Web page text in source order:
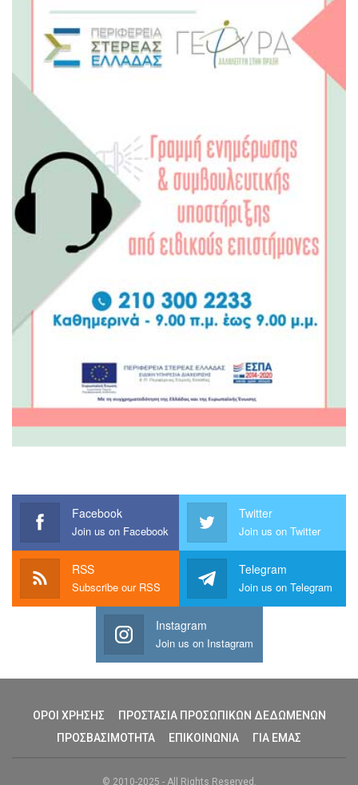
Facebook
Join us on Facebook
Twitter
Join us on Twitter
RSS
Subscribe our RSS
Telegram
Join us on Telegram
Instagram
Join us on Instagram
ΟΡΟΙ ΧΡΗΣΗΣ
ΠΡΟΣΤΑΣΙΑ ΠΡΟΣΩΠΙΚΩΝ ΔΕΔΩΜΕΝΩΝ
ΠΡΟΣΒΑΣΙΜΟΤΗΤΑ
ΕΠΙΚΟΙΝΩΝΙΑ ΓΙΑ ΕΜΑΣ
© 2010-2025 - All Rights Reserved.